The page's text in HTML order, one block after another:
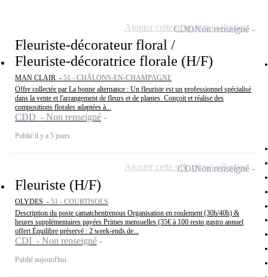
Fleuriste-décorateur floral /
Fleuriste-décoratrice florale (H/F)
MAN CLAIR - 51 - CHÂLONS-EN-CHAMPAGNE
Offre collectée par La bonne alternance : Un fleuriste est un professionnel spécialisé
dans la vente et l'arrangement de fleurs et de plantes. Conçoit et réalise des
compositions florales adaptées à...
CDD - Non renseigné
Publié il y a 5 jours
CDDNon renseigné
Ajouter cette offre à ma sélection
Fleuriste (H/F)
OLYDES - 51 - COURTISOLS
Description du poste çamatchentrenous Organisation en roulement (30h/40h) &
heures supplémentaires payées Primes mensuelles (35€ à 100 resto gastro annuel
offert Équilibre préservé : 2 week-ends de...
CDI - Non renseigné
Publié aujourd'hui
CDINon renseigné
Ajouter cette offre à ma sélection